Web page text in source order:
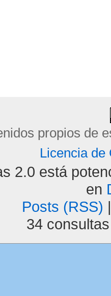
propios de
Licencia de
2.0 está
en
Posts (RSS)
34